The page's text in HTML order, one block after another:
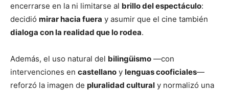
encerrarse en la ni limitarse al brillo del espectáculo:
decidió mirar hacia fuera y asumir que el cine también
dialoga con la realidad que lo rodea.
Además, el uso natural del bilingüismo —con
intervenciones en castellano y lenguas cooficiales—
reforzó la imagen de pluralidad cultural y normalizó una